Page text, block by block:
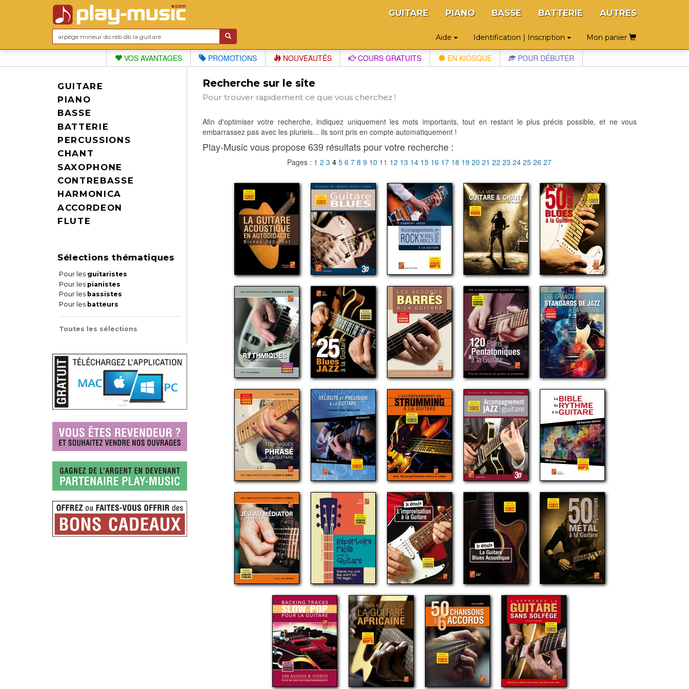
GUITARE PIANO BASSE BATTERIE AUTRES
Aide Identification | Inscription Mon panier
VOS AVANTAGES PROMOTIONS NOUVEAUTÉS COURS GRATUITS EN KIOSQUE POUR DÉBUTER
GUITARE
PIANO
BASSE
BATTERIE
PERCUSSIONS
CHANT
SAXOPHONE
CONTREBASSE
HARMONICA
ACCORDEON
FLUTE
Sélections thématiques
Pour les guitaristes
Pour les pianistes
Pour les bassistes
Pour les batteurs
Toutes les sélections
Recherche sur le site
Pour trouver rapidement ce que vous cherchez !
Afin d'optimiser votre recherche, indiquez uniquement les mots importants, tout en restant le plus précis possible, et ne vous
embarrassez pas avec les pluriels... ils sont pris en compte automatiquement !
Play-Music vous propose 639 résultats pour votre recherche :
Pages : 1 2 3 4 5 6 7 8 9 10 11 12 13 14 15 16 17 18 19 20 21 22 23 24 25 26 27